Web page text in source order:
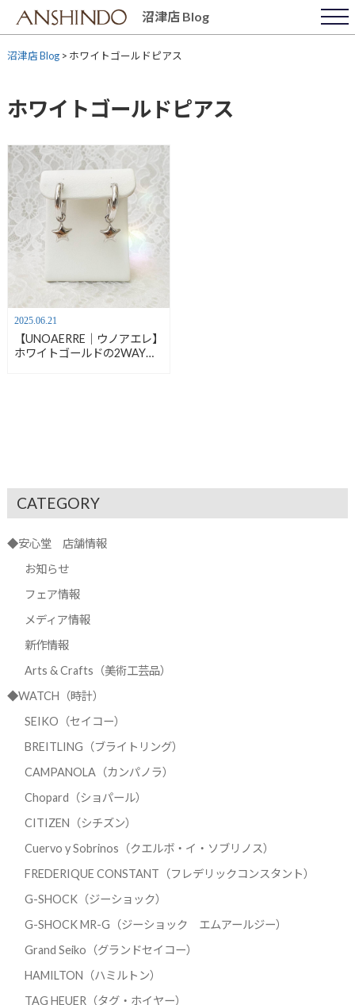
content
沼津店 Blog
沼津店 Blog> ホワイトゴールドピアス
ホワイトゴールドピアス
2025.06.21
【UNOAERRE｜ウノアエレ】
ホワイトゴールドの2WAYフ
CATEGORY
◆安心堂 店舗情報
お知らせ
フェア情報
メディア情報
新作情報
Arts & Crafts（美術工芸品）
◆WATCH（時計）
SEIKO（セイコー）
BREITLING（ブライトリング）
CAMPANOLA（カンパノラ）
Chopard（ショパール）
CITIZEN（シチズン）
Cuervo y Sobrinos（クエルボ・イ・ソブリノス）
FREDERIQUE CONSTANT（フレデリックコンスタント）
G-SHOCK（ジーショック）
G-SHOCK MR-G（ジーショック エムアールジー）
Grand Seiko（グランドセイコー）
HAMILTON（ハミルトン）
TAG HEUER（タグ・ホイヤー）